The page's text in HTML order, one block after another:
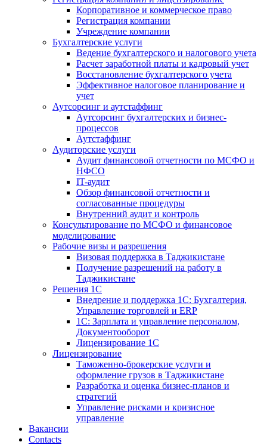
Корпоративное и коммерческое право
Регистрация компании
Учреждение компании
Бухгалтерские услуги
Ведение бухгалтерского и налогового учета
Расчет заработной платы и кадровый учет
Восстановление бухгалтерского учета
Эффективное налоговое планирование и
учет
Аутсорсинг и аутстаффинг
Аутсорсинг бухгалтерских и бизнес-
процессов
Аутстаффинг
Аудиторские услуги
Аудит финансовой отчетности по МСФО и
НФСО
IT-аудит
Обзор финансовой отчетности и
согласованные процедуры
Внутренний аудит и контроль
Консультирование по МСФО и финансовое
моделирование
Рабочие визы и разрешения
Визовая поддержка в Таджикистане
Получение разрешений на работу в
Таджикистане
Решения 1С
Внедрение и поддержка 1С: Бухгалтерия,
Управление торговлей и ERP
1С: Зарплата и управление персоналом,
Документооборот
Лицензирование 1С
Лицензирование
Таможенно-брокерские услуги и
оформление грузов в Таджикистане
Разработка и оценка бизнес-планов и
стратегий
Управление рисками и кризисное
управление
Вакансии
Contacts